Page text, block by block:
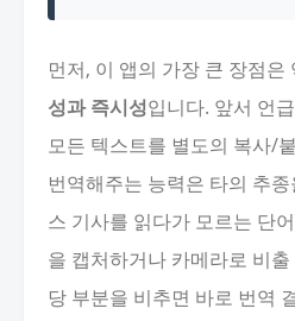
먼저, 이 앱의 가장 큰 장점은
성과 즉시성입니다. 앞서 언
모든 텍스트를 별도의 복사/
번역해주는 능력은 타의 추
스 기사를 읽다가 모르는 단
을 캡처하거나 카메라로 비
당 부분을 비추면 바로 번역